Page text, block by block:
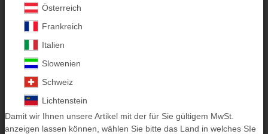
Österreich
Frankreich
Italien
Slowenien
Schweiz
Lichtenstein
Damit wir Ihnen unsere Artikel mit der für Sie gültigem MwSt.
anzeigen lassen können, wählen Sie bitte das Land in welches SIe